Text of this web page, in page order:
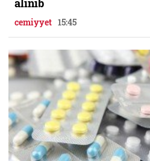
alınıb
cemiyyet 15:45